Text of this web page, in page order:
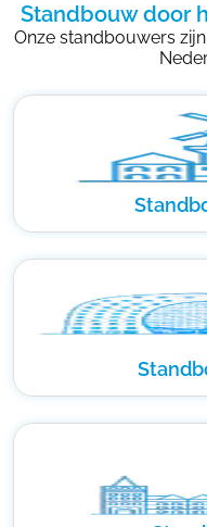
Standbouw door
Onze standbouwers